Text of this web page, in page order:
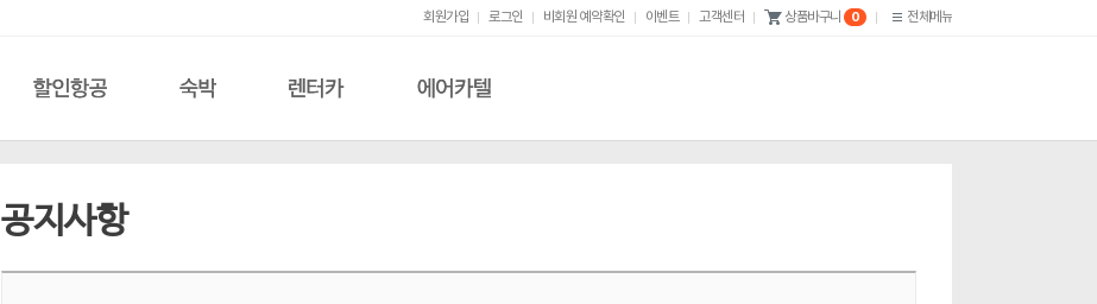
회원가입 로그인 비회원 예약확인 이벤트 고객센터 상품바구니 0 전체메뉴
할인항공 숙박 렌터카 에어카텔
공지사항